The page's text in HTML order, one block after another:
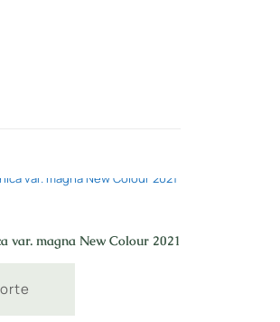
var. magna New Colour 2021